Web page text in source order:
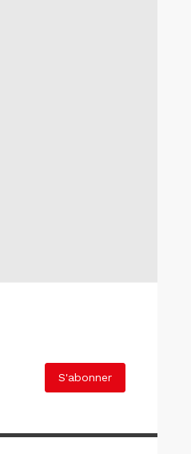
S'abonner